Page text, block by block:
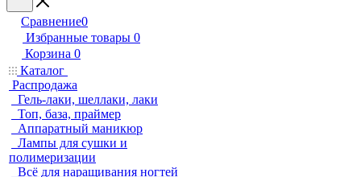
Сравнение0
Избранные товары 0
Корзина 0
Каталог
Распродажа
Гель-лаки, шеллаки, лаки
Топ, база, праймер
Аппаратный маникюр
Лампы для сушки и
полимеризации
Всё для наращивания ногтей